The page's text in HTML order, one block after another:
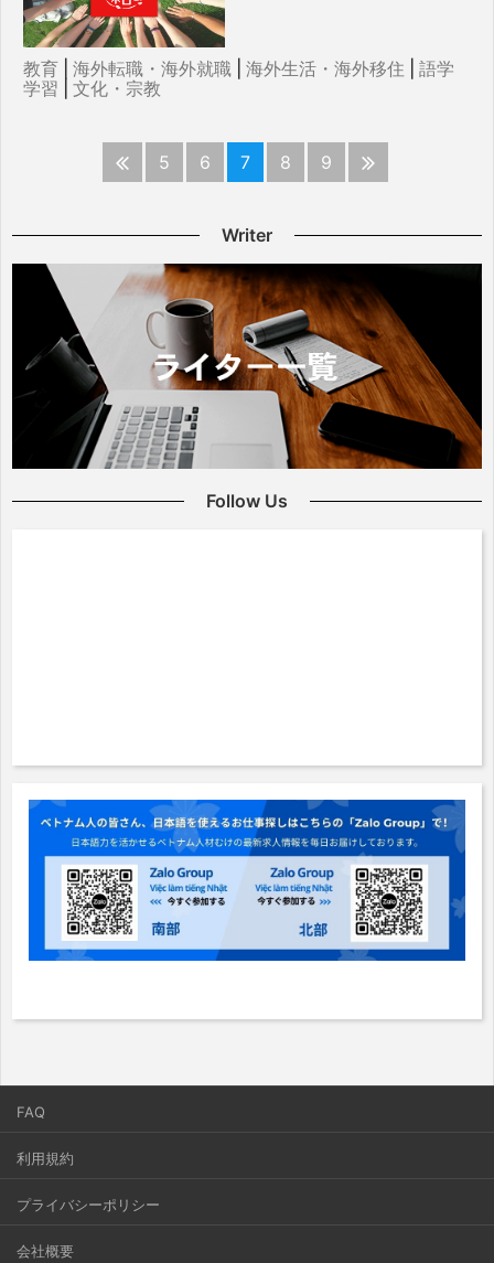
教育 海外転職・海外就職 海外生活・海外移住
語学
学習
文化・宗教
5 6 7 8 9
Writer
Follow Us
FAQ
利用規約
プライバシーポリシー
会社概要